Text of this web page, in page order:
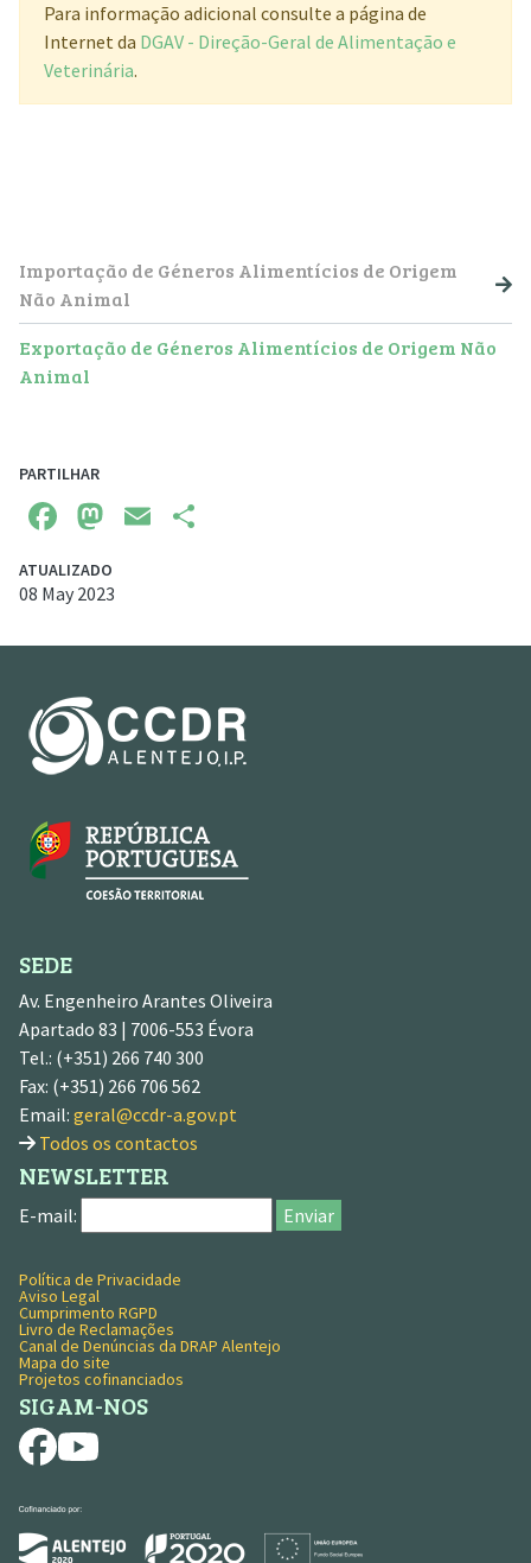
Importação de Géneros Alimentícios de Origem
Não Animal
Exportação de Géneros Alimentícios de Origem Não
Animal
Para informação adicional consulte a página de
Internet da DGAV - Direção-Geral de Alimentação e
Veterinária.
PARTILHAR
Facebook
Mastodon
Email
ATUALIZADO
08 May 2023
SEDE
Av. Engenheiro Arantes Oliveira
Apartado 83 | 7006-553 Évora
Tel.: (+351) 266 740 300
Fax: (+351) 266 706 562
Email: geral@ccdr-a.gov.pt
Todos os contactos
NEWSLETTER
E-mail: Enviar
MENU RODAPÉ
Política de Privacidade
Aviso Legal
Cumprimento RGPD
Livro de Reclamações
Canal de Denúncias da DRAP Alentejo
Mapa do site
Projetos cofinanciados
SIGAM-NOS